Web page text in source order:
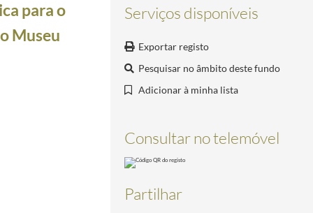
17 de Janeiro de 2000
Serviços disponíveis
Exportar registo
Pesquisar no âmbito deste fundo
Adicionar à minha lista
Consultar no telemóvel
Partilhar
para o
Museu